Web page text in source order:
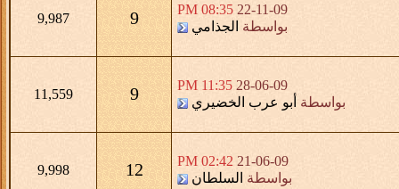
22-11-09
08:35 PM
بواسطة الجذامي 9
9,987
28-06-09
11:35 PM
بواسطة أبو عرب الخضيري 9
11,559
21-06-09
02:42 PM
بواسطة السلطان 12
9,998